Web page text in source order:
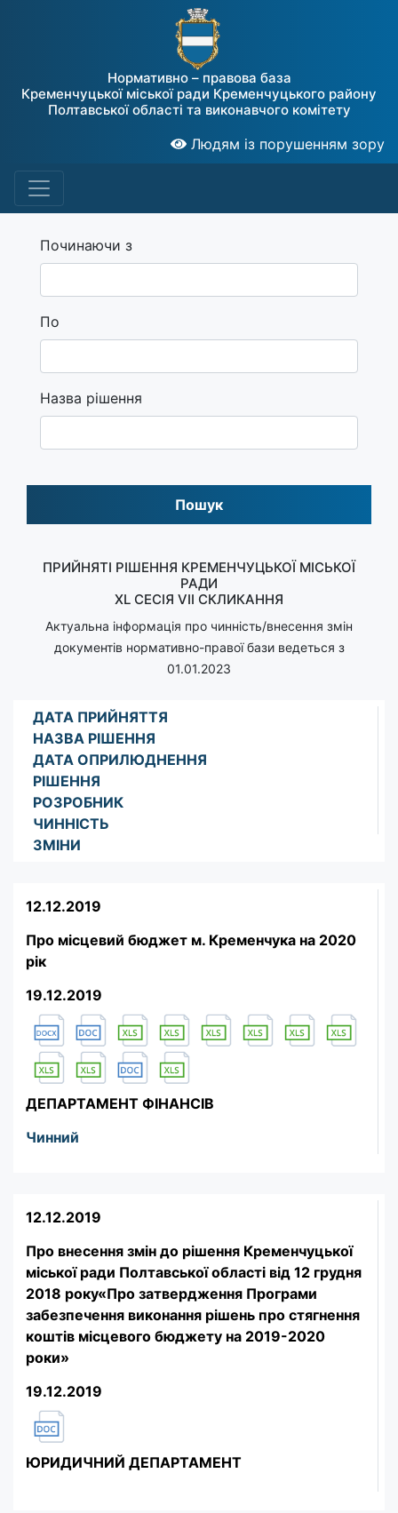
Нормативно – правова база
Кременчуцької міської ради Кременчуцького району
Полтавської області та виконавчого комітету
Людям із порушенням зору
Починаючи з
По
Назва рішення
Пошук
ПРИЙНЯТІ РІШЕННЯ КРЕМЕНЧУЦЬКОЇ МІСЬКОЇ
РАДИ
XL СЕСІЯ VII СКЛИКАННЯ
Актуальна інформація про чинність/внесення змін
документів нормативно-правої бази ведеться з
01.01.2023
ДАТА ПРИЙНЯТТЯ
НАЗВА РІШЕННЯ
ДАТА ОПРИЛЮДНЕННЯ
РІШЕННЯ
РОЗРОБНИК
ЧИННІСТЬ
ЗМІНИ
12.12.2019
Про місцевий бюджет м. Кременчука на 2020
рік
19.12.2019
ДЕПАРТАМЕНТ ФІНАНСІВ
Чинний
12.12.2019
Про внесення змін до рішення Кременчуцької
міської ради Полтавської області від 12 грудня
2018 року«Про затвердження Програми
забезпечення виконання рішень про стягнення
коштів місцевого бюджету на 2019-2020
роки»
19.12.2019
ЮРИДИЧНИЙ ДЕПАРТАМЕНТ